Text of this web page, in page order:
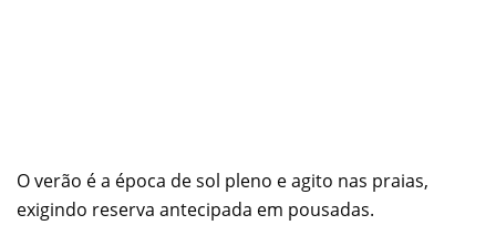
O verão é a época de sol pleno e agito nas praias,
exigindo reserva antecipada em pousadas.